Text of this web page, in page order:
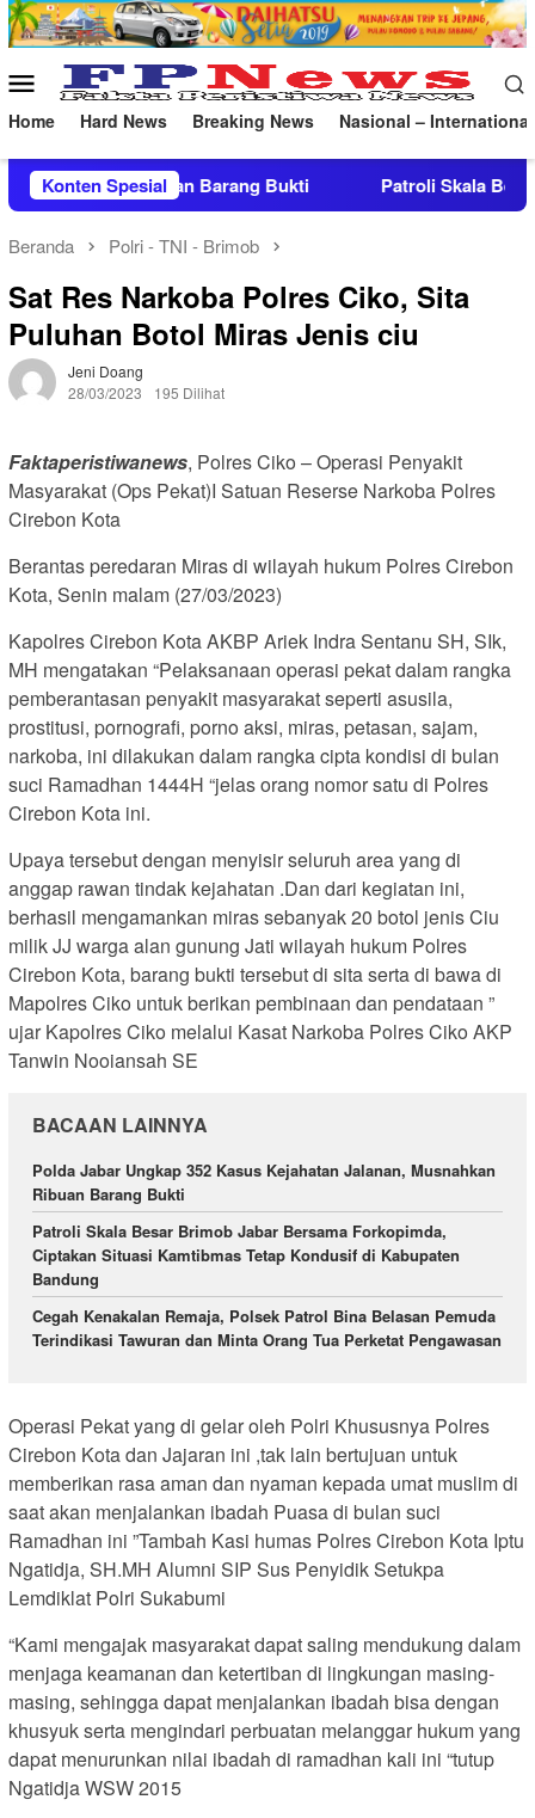
Loncat
ke
Menu
Mobile
Home Hard News Breaking News Nasional – International
Konten Spesial
Bukti Patroli Skala Besar Brimob Jabar
Beranda Polri - TNI - Brimob
Sat Res Narkoba Polres Ciko, Sita
Puluhan Botol Miras Jenis ciu
Jeni Doang
28/03/2023
195 Dilihat
Faktaperistiwanews, Polres Ciko – Operasi Penyakit
Masyarakat (Ops Pekat)I Satuan Reserse Narkoba Polres
Cirebon Kota
Berantas peredaran Miras di wilayah hukum Polres Cirebon
Kota, Senin malam (27/03/2023)
Kapolres Cirebon Kota AKBP Ariek Indra Sentanu SH, SIk,
MH mengatakan “Pelaksanaan operasi pekat dalam rangka
pemberantasan penyakit masyarakat seperti asusila,
prostitusi, pornografi, porno aksi, miras, petasan, sajam,
narkoba, ini dilakukan dalam rangka cipta kondisi di bulan
suci Ramadhan 1444H “jelas orang nomor satu di Polres
Cirebon Kota ini.
Upaya tersebut dengan menyisir seluruh area yang di
anggap rawan tindak kejahatan .Dan dari kegiatan ini,
berhasil mengamankan miras sebanyak 20 botol jenis Ciu
milik JJ warga alan gunung Jati wilayah hukum Polres
Cirebon Kota, barang bukti tersebut di sita serta di bawa di
Mapolres Ciko untuk berikan pembinaan dan pendataan ”
ujar Kapolres Ciko melalui Kasat Narkoba Polres Ciko AKP
Tanwin Nooiansah SE
BACAAN LAINNYA
Polda Jabar Ungkap 352 Kasus Kejahatan Jalanan, Musnahkan
Ribuan Barang Bukti
Patroli Skala Besar Brimob Jabar Bersama Forkopimda,
Ciptakan Situasi Kamtibmas Tetap Kondusif di Kabupaten
Bandung
Cegah Kenakalan Remaja, Polsek Patrol Bina Belasan Pemuda
Terindikasi Tawuran dan Minta Orang Tua Perketat Pengawasan
Operasi Pekat yang di gelar oleh Polri Khususnya Polres
Cirebon Kota dan Jajaran ini ,tak lain bertujuan untuk
memberikan rasa aman dan nyaman kepada umat muslim di
saat akan menjalankan ibadah Puasa di bulan suci
Ramadhan ini ”Tambah Kasi humas Polres Cirebon Kota Iptu
Ngatidja, SH.MH Alumni SIP Sus Penyidik Setukpa
Lemdiklat Polri Sukabumi
“Kami mengajak masyarakat dapat saling mendukung dalam
menjaga keamanan dan ketertiban di lingkungan masing-
masing, sehingga dapat menjalankan ibadah bisa dengan
khusyuk serta mengindari perbuatan melanggar hukum yang
dapat menurunkan nilai ibadah di ramadhan kali ini “tutup
Ngatidja WSW 2015